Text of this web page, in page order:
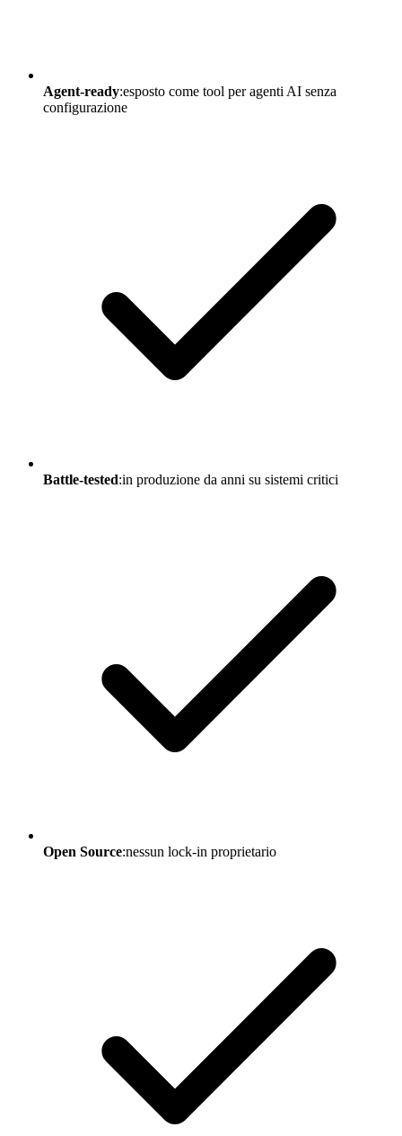
Agent-ready:esposto come tool per agenti AI senza
configurazione
Battle-tested:in produzione da anni su sistemi critici
Open Source:nessun lock-in proprietario